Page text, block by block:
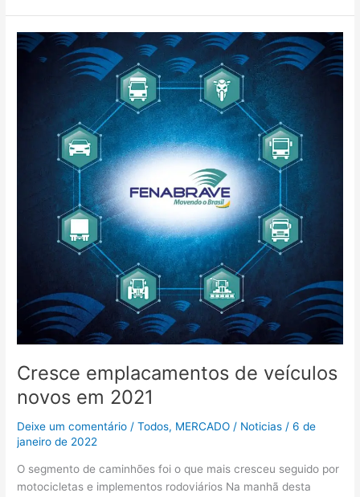
Cresce emplacamentos de veículos
novos em 2021
Deixe um comentário /Todos, MERCADO / Noticias /6 de
janeiro de 2022
O segmento de caminhões foi o que mais cresceu seguido por
motocicletas e implementos rodoviários Na manhã desta
Cresce
emplacamentos